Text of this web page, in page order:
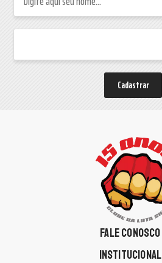
Cadastrar
FALE CONOSCO
INSTITUCIONAL